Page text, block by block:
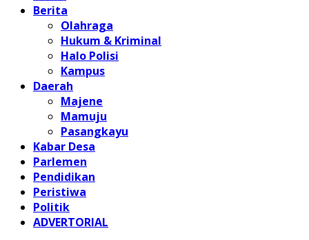
Berita
Olahraga
Hukum & Kriminal
Halo Polisi
Kampus
Daerah
Majene
Mamuju
Pasangkayu
Kabar Desa
Parlemen
Pendidikan
Peristiwa
Politik
ADVERTORIAL